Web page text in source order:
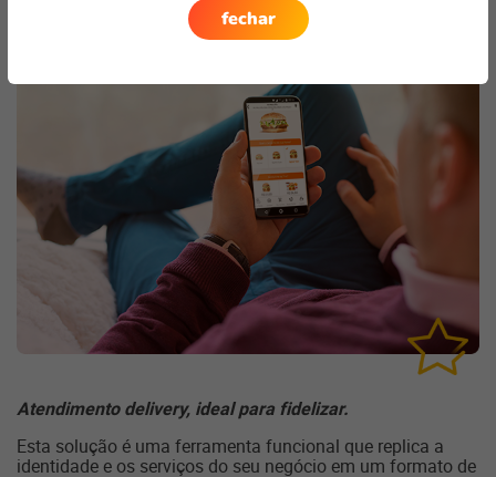
Atendimento delivery, ideal para fidelizar.
Esta solução é uma ferramenta funcional que replica a
identidade e os serviços do seu negócio em um formato de
fechar